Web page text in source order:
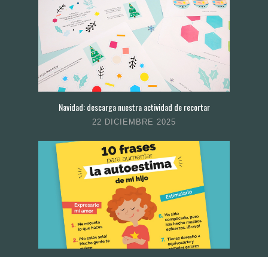
Navidad: descarga nuestra actividad de recortar
22 DICIEMBRE 2025